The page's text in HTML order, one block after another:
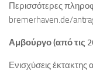
Περισσότερες
bremerhaven.de/
Αμβούργο (από τις
Ενισχύσεις